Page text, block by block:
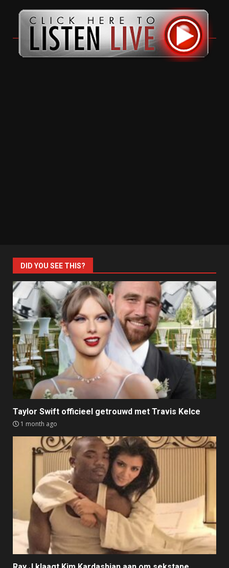
DID YOU SEE THIS?
Taylor Swift officieel getrouwd met Travis Kelce
1 month ago